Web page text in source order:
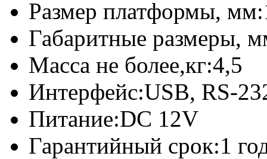
Размер платформы, мм:
Габаритные размеры,
Масса не более,кг:4,5
Интерфейс:USB, RS-
Питание:DC 12V
Гарантийный срок:1